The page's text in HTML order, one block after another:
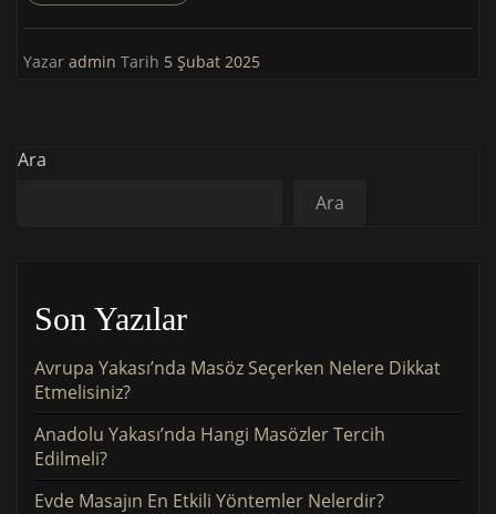
Yazar admin Tarih 5 Şubat 2025
Ara
Ara
Son Yazılar
Avrupa Yakası’nda Masöz Seçerken Nelere Dikkat
Etmelisiniz?
Anadolu Yakası’nda Hangi Masözler Tercih
Edilmeli?
Evde Masajın En Etkili Yöntemler Nelerdir?